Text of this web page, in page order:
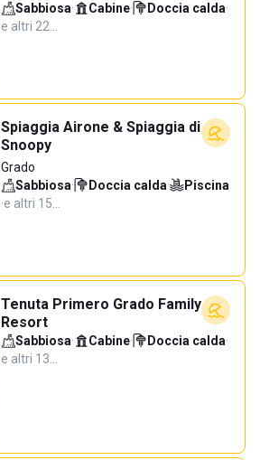
Sabbiosa· Cabine· Doccia calda·
e altri 22…
Spiaggia Airone & Spiaggia di
Snoopy
Grado
Sabbiosa· Doccia calda·
Piscina
·e altri 15…
Tenuta Primero Grado Family
Resort
Sabbiosa· Cabine· Doccia calda·
e altri 13…